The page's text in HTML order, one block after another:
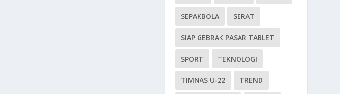
SEPAKBOLA SERAT
SIAP GEBRAK PASAR TABLET
SPORT TEKNOLOGI
TIMNAS U-22 TREND